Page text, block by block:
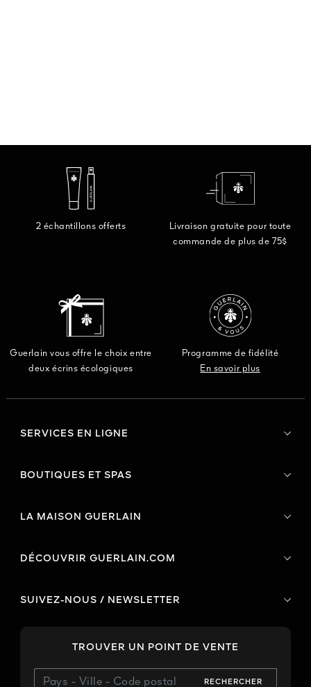
2 échantillons offerts
Livraison gratuite pour toute
commande de plus de 75$
Guerlain vous offre le choix entre
deux écrins écologiques
Programme de fidélité
En savoir plus
SERVICES EN LIGNE
BOUTIQUES ET SPAS
LA MAISON GUERLAIN
DÉCOUVRIR GUERLAIN.COM
SUIVEZ-NOUS / NEWSLETTER
TROUVER UN POINT DE VENTE
RECHERCHER